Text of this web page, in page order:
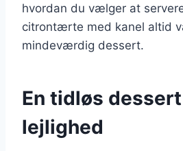
hvordan du vælger at
citrontærte med kanel altid
mindeværdig dessert.
En tidløs
lejlighed